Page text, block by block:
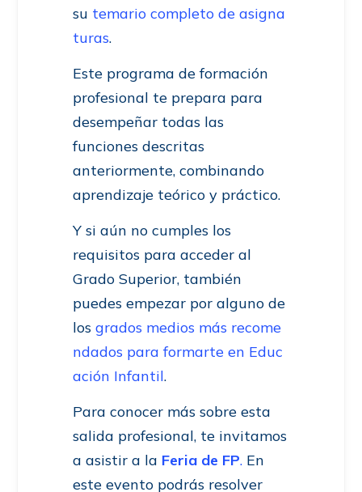
su temario completo de asigna
turas.
Este programa de formación
profesional te prepara para
desempeñar todas las
funciones descritas
anteriormente, combinando
aprendizaje teórico y práctico.
Y si aún no cumples los
requisitos para acceder al
Grado Superior, también
puedes empezar por alguno de
los grados medios más recome
ndados para formarte en Educ
ación Infantil.
Para conocer más sobre esta
salida profesional, te invitamos
a asistir a la Feria de FP. En
este evento podrás resolver